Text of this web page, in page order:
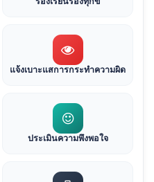
แจ้งเบาะแสการกระทำความผิด
ประเมินความพึงพอใจ